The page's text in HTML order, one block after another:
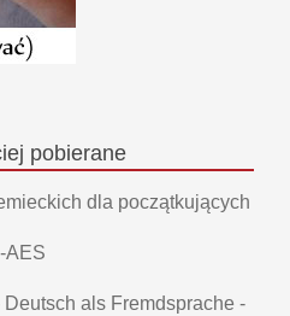
pobierane
dla początkujących
AES
Deutsch als Fremdsprache -